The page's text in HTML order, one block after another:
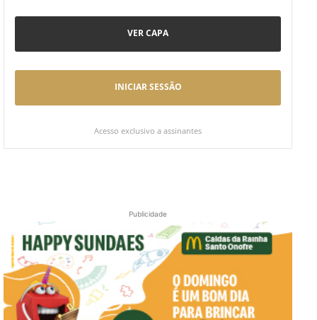
VER CAPA
INICIAR SESSÃO
Acesso exclusivo a assinantes
Publicidade